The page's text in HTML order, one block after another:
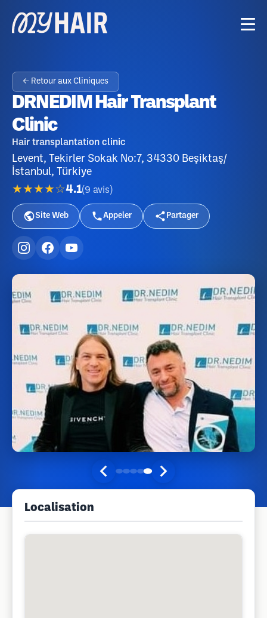
← Retour aux Cliniques
DRNEDIM Hair Transplant
Clinic
Hair transplantation clinic
Levent, Tekirler Sokak No:7, 34330 Beşiktaş/
İstanbul, Türkiye
★★★★☆4.1(9 avis )
Site Web Appeler Partager
Localisation